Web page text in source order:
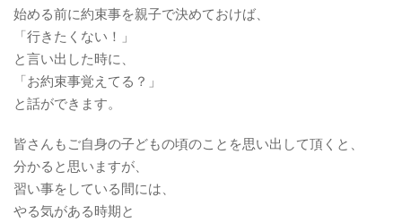
始める前に約束事を親子で決めておけば、
「行きたくない！」
と言い出した時に、
「お約束事覚えてる？」
と話ができます。
皆さんもご自身の子どもの頃のことを思い出して頂くと、
分かると思いますが、
習い事をしている間には、
やる気がある時期と